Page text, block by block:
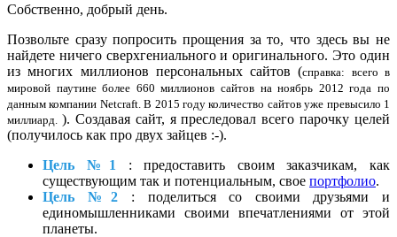
Собственно, добрый день.
Позвольте сразу попросить прощения за то, что здесь вы не
найдете ничего сверхгениального и оригинального. Это один
из многих миллионов персональных сайтов (справка: всего в
мировой паутине более 660 миллионов сайтов на ноябрь 2012 года по
данным компании Netcraft. В 2015 году количество сайтов уже превысило 1
миллиард. ). Создавая сайт, я преследовал всего парочку целей
(получилось как про двух зайцев :-).
Цель №1
: предоставить своим заказчикам, как
существующим так и потенциальным, свое портфолио.
Цель №2
: поделиться со своими друзьями и
единомышленниками своими впечатлениями от этой
планеты.